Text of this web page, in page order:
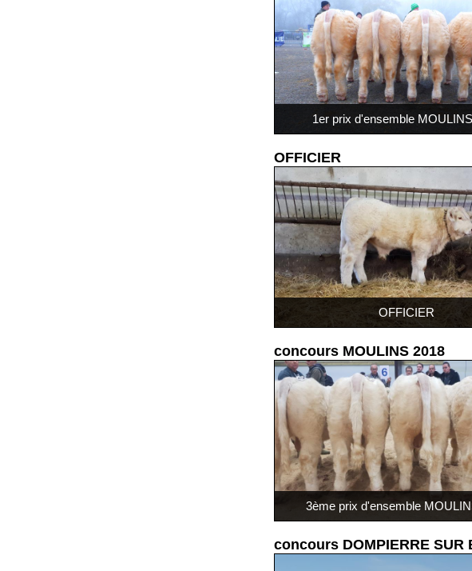
1er prix d'ensemble
OFFICIER
OFFICIER
concours MOULINS 2018
3ème prix d'ensemble
concours DOMPIERRE SUR